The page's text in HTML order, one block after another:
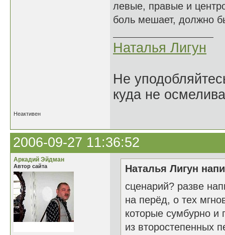
левые, правые и
боль мешает, должно
Наталья Лигун
Не
куда не
Неактивен
2006-09-27 11:36:52
Аркадий Эйдман
Автор сайта
Наталья Лигун
сценарий? разве
на перёд, о тех
которые сумбурно и
из второстепенных